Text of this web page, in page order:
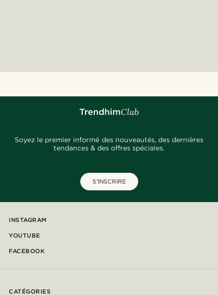
Soyez le premier informé des nouveautés, des dernières
tendances & des offres spéciales.
S'INSCRIRE
INSTAGRAM
YOUTUBE
FACEBOOK
CATÉGORIES